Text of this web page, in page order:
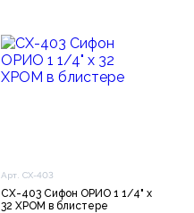
Арт. CX-403
CX-403 Сифон ОРИО 1 1/4" х
32 ХРОМ в блистере